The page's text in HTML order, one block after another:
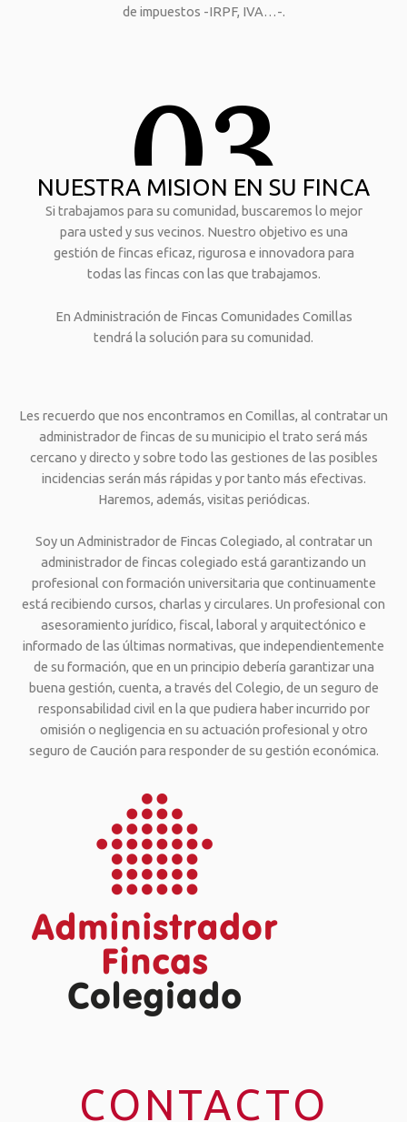
de impuestos -IRPF, IVA…-.
03
NUESTRA MISION EN SU FINCA
Si trabajamos para su comunidad, buscaremos lo mejor
para usted y sus vecinos. Nuestro objetivo es una
gestión de fincas eficaz, rigurosa e innovadora para
todas las fincas con las que trabajamos.
En Administración de Fincas Comunidades Comillas
tendrá la solución para su comunidad.
Les recuerdo que nos encontramos en Comillas, al contratar un
administrador de fincas de su municipio el trato será más
cercano y directo y sobre todo las gestiones de las posibles
incidencias serán más rápidas y por tanto más efectivas.
Haremos, además, visitas periódicas.
Soy un Administrador de Fincas Colegiado, al contratar un
administrador de fincas colegiado está garantizando un
profesional con formación universitaria que continuamente
está recibiendo cursos, charlas y circulares. Un profesional con
asesoramiento jurídico, fiscal, laboral y arquitectónico e
informado de las últimas normativas, que independientemente
de su formación, que en un principio debería garantizar una
buena gestión, cuenta, a través del Colegio, de un seguro de
responsabilidad civil en la que pudiera haber incurrido por
omisión o negligencia en su actuación profesional y otro
seguro de Caución para responder de su gestión económica.
CONTACTO